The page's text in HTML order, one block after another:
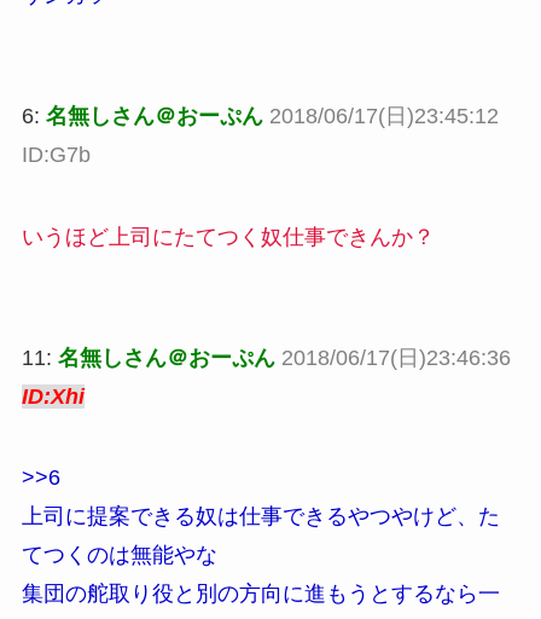
6: 名無しさん＠おーぷん 2018/06/17(日)23:45:12
ID:G7b
いうほど上司にたてつく奴仕事できんか？
11: 名無しさん＠おーぷん 2018/06/17(日)23:46:36
ID:Xhi
>>6
上司に提案できる奴は仕事できるやつやけど、た
てつくのは無能やな
集団の舵取り役と別の方向に進もうとするなら一